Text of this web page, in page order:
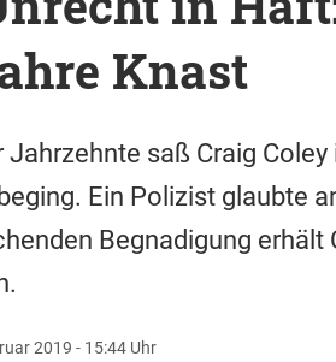
Knast
Jahrzehnte saß Craig
Ein Polizist glaubte
Begnadigung
2019 - 15:44 Uhr